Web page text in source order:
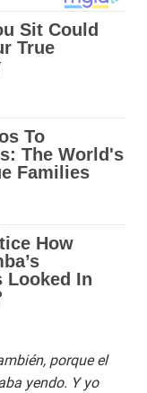
porque el
yendo. Y yo